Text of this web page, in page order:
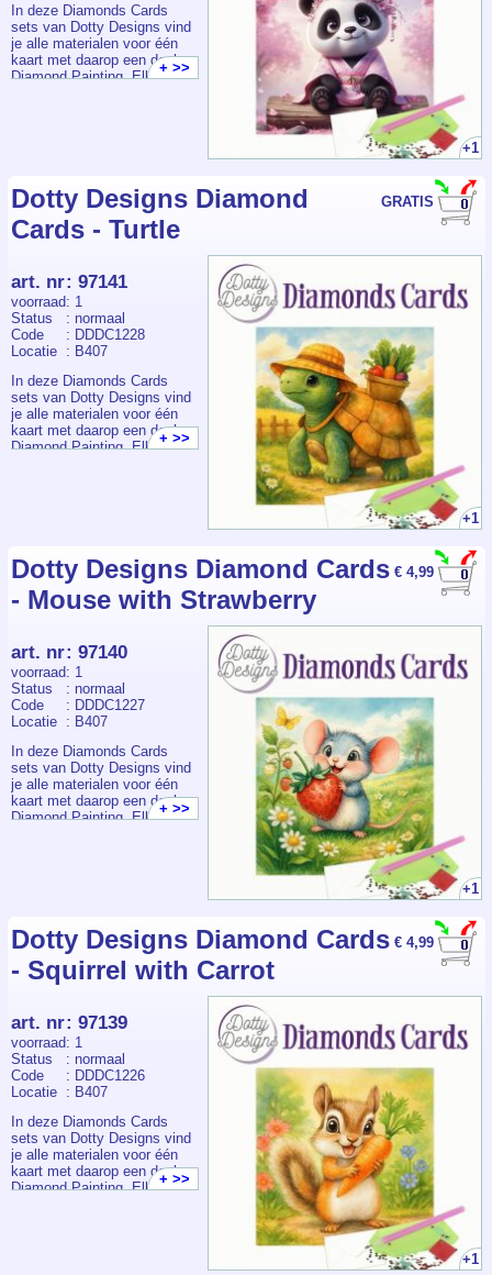
+1
In deze Diamonds Cards
sets van Dotty Designs vind
je alle materialen voor één
kaart met daarop een deel
Diamond Painting. Elk
+ >>
GRATIS
Dotty Designs Diamond
Cards - Turtle
+1
art. nr: 97141
voorraad: 1
Status
: normaal
Code
: DDDC1228
Locatie : B407
In deze Diamonds Cards
sets van Dotty Designs vind
je alle materialen voor één
kaart met daarop een deel
Diamond Painting. Elk
+ >>
€ 4,99
Dotty Designs Diamond Cards
- Mouse with Strawberry
+1
art. nr: 97140
voorraad: 1
Status
: normaal
Code
: DDDC1227
Locatie : B407
In deze Diamonds Cards
sets van Dotty Designs vind
je alle materialen voor één
kaart met daarop een deel
Diamond Painting. Elk
+ >>
€ 4,99
Dotty Designs Diamond Cards
- Squirrel with Carrot
+1
art. nr: 97139
voorraad: 1
Status
: normaal
Code
: DDDC1226
Locatie : B407
In deze Diamonds Cards
sets van Dotty Designs vind
je alle materialen voor één
kaart met daarop een deel
Diamond Painting. Elk
+ >>